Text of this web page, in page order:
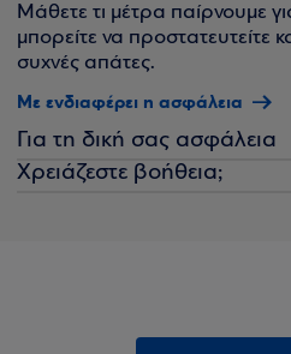
Μάθετε τι μέτρα παίρνουμε
μπορείτε να προστατευτείτε
συχνές απάτες.
Με ενδιαφέρει η ασφάλεια
Για τη δική σας ασφάλεια
Χρειάζεστε βοήθεια;